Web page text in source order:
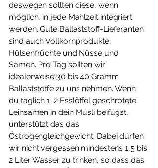
deswegen sollten diese, wenn
möglich, in jede Mahlzeit integriert
werden. Gute Ballaststoff-Lieferanten
sind auch Vollkornprodukte,
Hülsenfrüchte und Nüsse und
Samen. Pro Tag sollten wir
idealerweise 30 bis 40 Gramm
Ballaststoffe zu uns nehmen. Wenn
du täglich 1-2 Esslöffel geschrotete
Leinsamen in dein Müsli beifügst,
unterstützt das das
Östrogengleichgewicht. Dabei dürfen
wir nicht vergessen mindestens 1,5 bis
2 Liter Wasser zu trinken, so dass das